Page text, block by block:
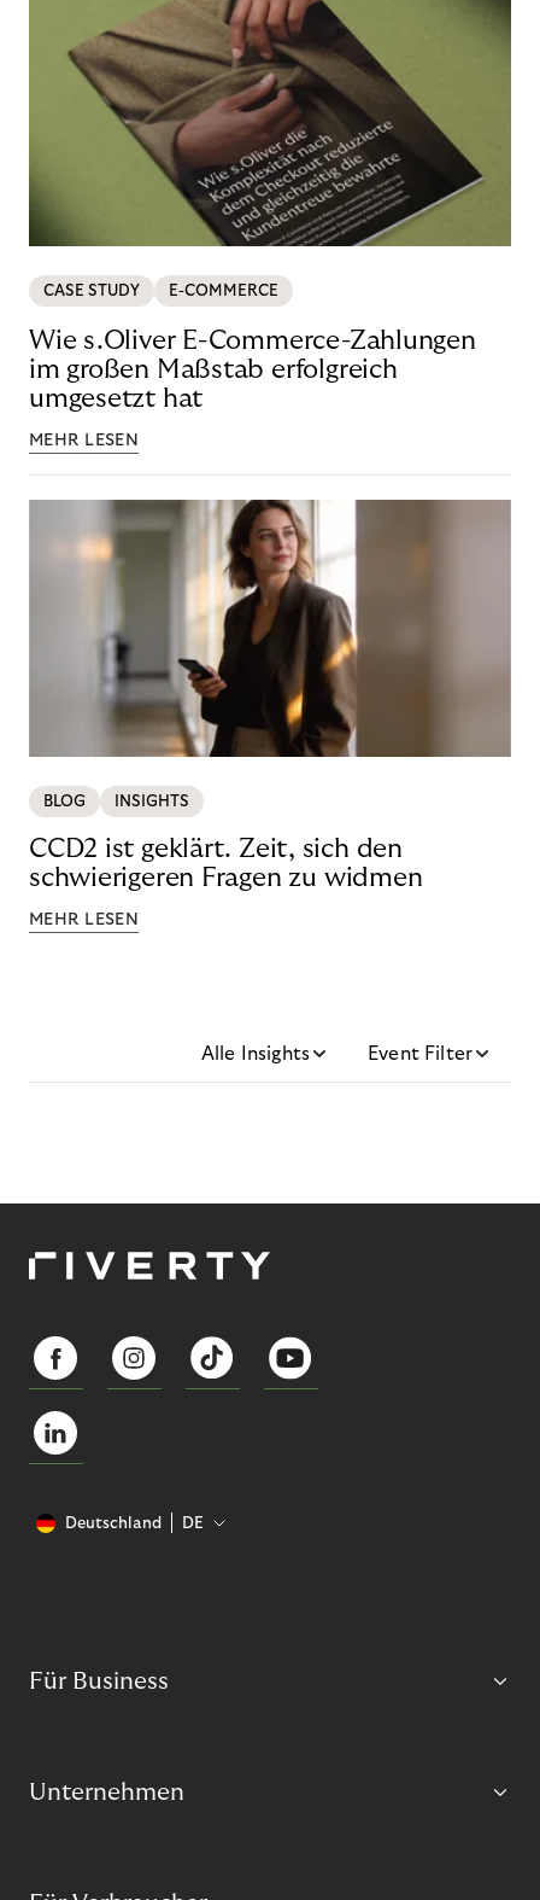
CASE STUDY E-COMMERCE
Wie s.Oliver E-Commerce-Zahlungen
im großen Maßstab erfolgreich
umgesetzt hat
MEHR LESEN
BLOG INSIGHTS
CCD2 ist geklärt. Zeit, sich den
schwierigeren Fragen zu widmen
MEHR LESEN
Alle Insights Event Filter
Deutschland DE
Für Business
Unternehmen